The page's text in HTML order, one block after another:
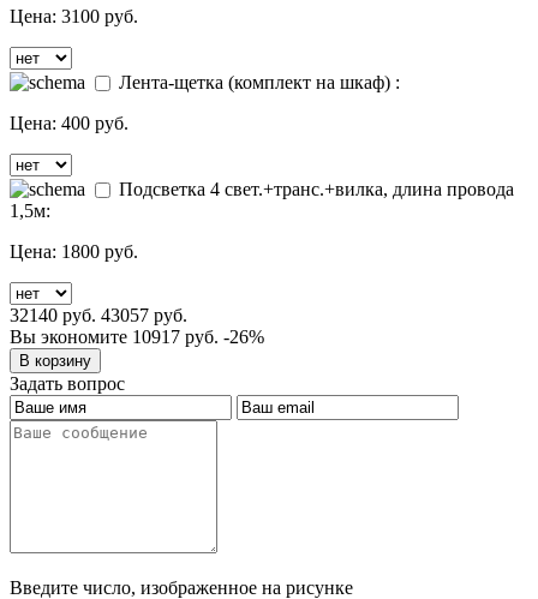
Цена: 3100 руб.
Лента-щетка (комплект на шкаф) :
Цена: 400 руб.
Подсветка 4 свет.+транс.+вилка, длина провода
1,5м:
Цена: 1800 руб.
32140 руб. 43057 руб.
Вы экономите 10917 руб. -26%
Задать вопрос
Введите число, изображенное на рисунке